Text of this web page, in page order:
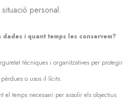
personal.
dades i quant temps les conservem?
tècniques i organitzatives per protegir
o usos il·lícits.
el temps necessari per assolir els objectius